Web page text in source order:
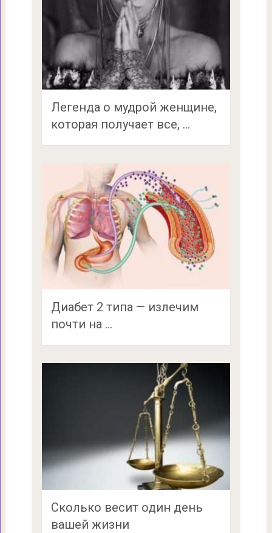
Легенда о мудрой женщине,
которая получает все, …
Диабет 2 типа — излечим
почти на …
Сколько весит один день
вашей жизни